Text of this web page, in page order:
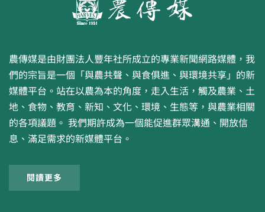
農傳媒是由財團法人豐年社所成立的專業新聞網路媒體，我
們的宗旨是一個「與農共聲、與食俱進、與環境共享」的新
媒體平台。站在以農為本的角度，走入生活，觸及農業、土
地、食物、教育、新知、文化、環境、生態等，與農業相關
的各項議題。 我們期許成為一個能促進群眾溝通、開放信
息、滿足需求的新媒體平台。
閱讀更多